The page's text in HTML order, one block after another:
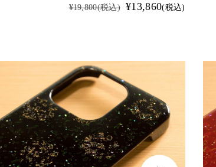
¥19,800(税込) ¥13,860(税込)